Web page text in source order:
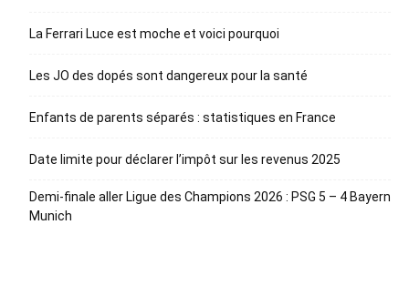
La Ferrari Luce est moche et voici pourquoi
Les JO des dopés sont dangereux pour la santé
Enfants de parents séparés : statistiques en France
Date limite pour déclarer l’impôt sur les revenus 2025
Demi-finale aller Ligue des Champions 2026 : PSG 5 – 4 Bayern
Munich